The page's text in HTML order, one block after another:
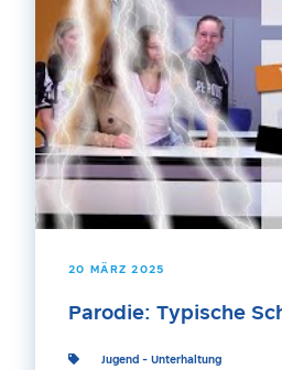
20 MÄRZ 2025
Parodie: Typische
Jugend - Unterhaltung